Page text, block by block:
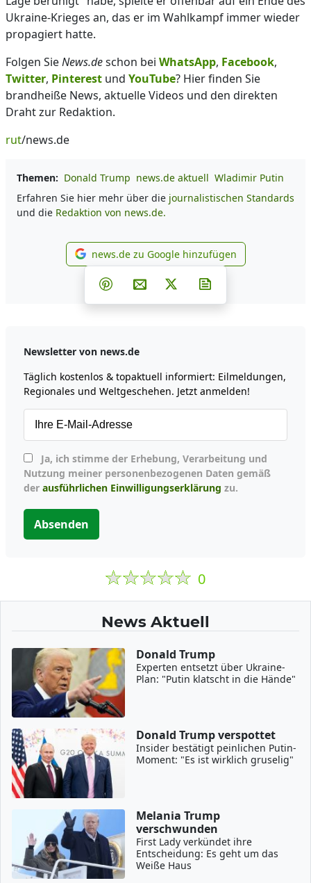
Ukraine-Krieges an, das er im Wahlkampf immer wieder
propagiert hatte.
Folgen SieNews.deschon bei WhatsApp, Facebook,
Twitter, Pinterest und YouTube? Hier finden Sie
brandheiße News, aktuelle Videos und den direkten
Draht zur Redaktion.
rut/news.de
Themen: Donald Trump news.de aktuell Wladimir Putin
Erfahren Sie hier mehr über die journalistischen Standards
und die Redaktion von news.de.
news.de zu Google
news.de zu Google hinzufügen
Teilen auf Facebook
Teilen auf Whatsapp
Teilen auf Telegram
Teilen auf Pinterest
Per E-Mail teilen
Post auf X
Newsletter von news.de
Täglich kostenlos & topaktuell informiert: Eilmeldungen,
Regionales und Weltgeschehen. Jetzt anmelden!
Nutzung meiner personenbezogenen Daten gemäß
der ausführlichen Einwilligungserklärung zu.
Absenden
0
News Aktuell
Donald Trump
Experten entsetzt über Ukraine-
Plan: "Putin klatscht in die Hände"
Donald Trump verspottet
Insider bestätigt peinlichen Putin-
Moment: "Es ist wirklich gruselig"
Melania Trump
verschwunden
First Lady verkündet ihre
Entscheidung: Es geht um das
Weiße Haus